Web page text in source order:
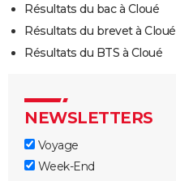
Résultats du bac à Cloué
Résultats du brevet à Cloué
Résultats du BTS à Cloué
NEWSLETTERS
Voyage
Week-End